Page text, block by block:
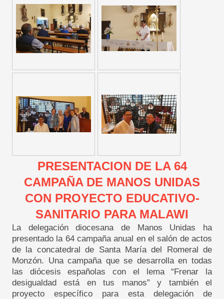
PRESENTACION DE LA 64
CAMPAÑA DE MANOS UNIDAS
CON PROYECTO EDUCATIVO-
SANITARIO PARA MALAWI
La delegación diocesana de Manos Unidas ha
presentado la 64 campaña anual en el salón de actos
de la concatedral de Santa María del Romeral de
Monzón. Una campaña que se desarrolla en todas
las diócesis españolas con el lema “Frenar la
desigualdad está en tus manos” y también el
proyecto específico para esta delegación de